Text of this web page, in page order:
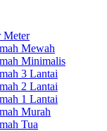
Meter
Mewah
Minimalis
3 Lantai
2 Lantai
1 Lantai
Murah
Tua